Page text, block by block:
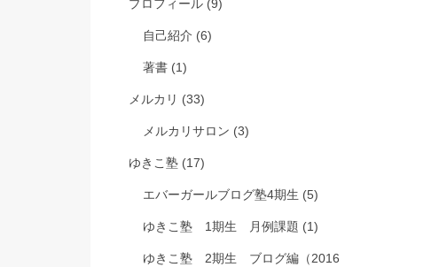
プロフィール (9)
自己紹介 (6)
著書 (1)
メルカリ (33)
メルカリサロン (3)
ゆきこ塾 (17)
エバーガールブログ塾4期生 (5)
ゆきこ塾 1期生 月例課題 (1)
ゆきこ塾 2期生 ブログ編（2016